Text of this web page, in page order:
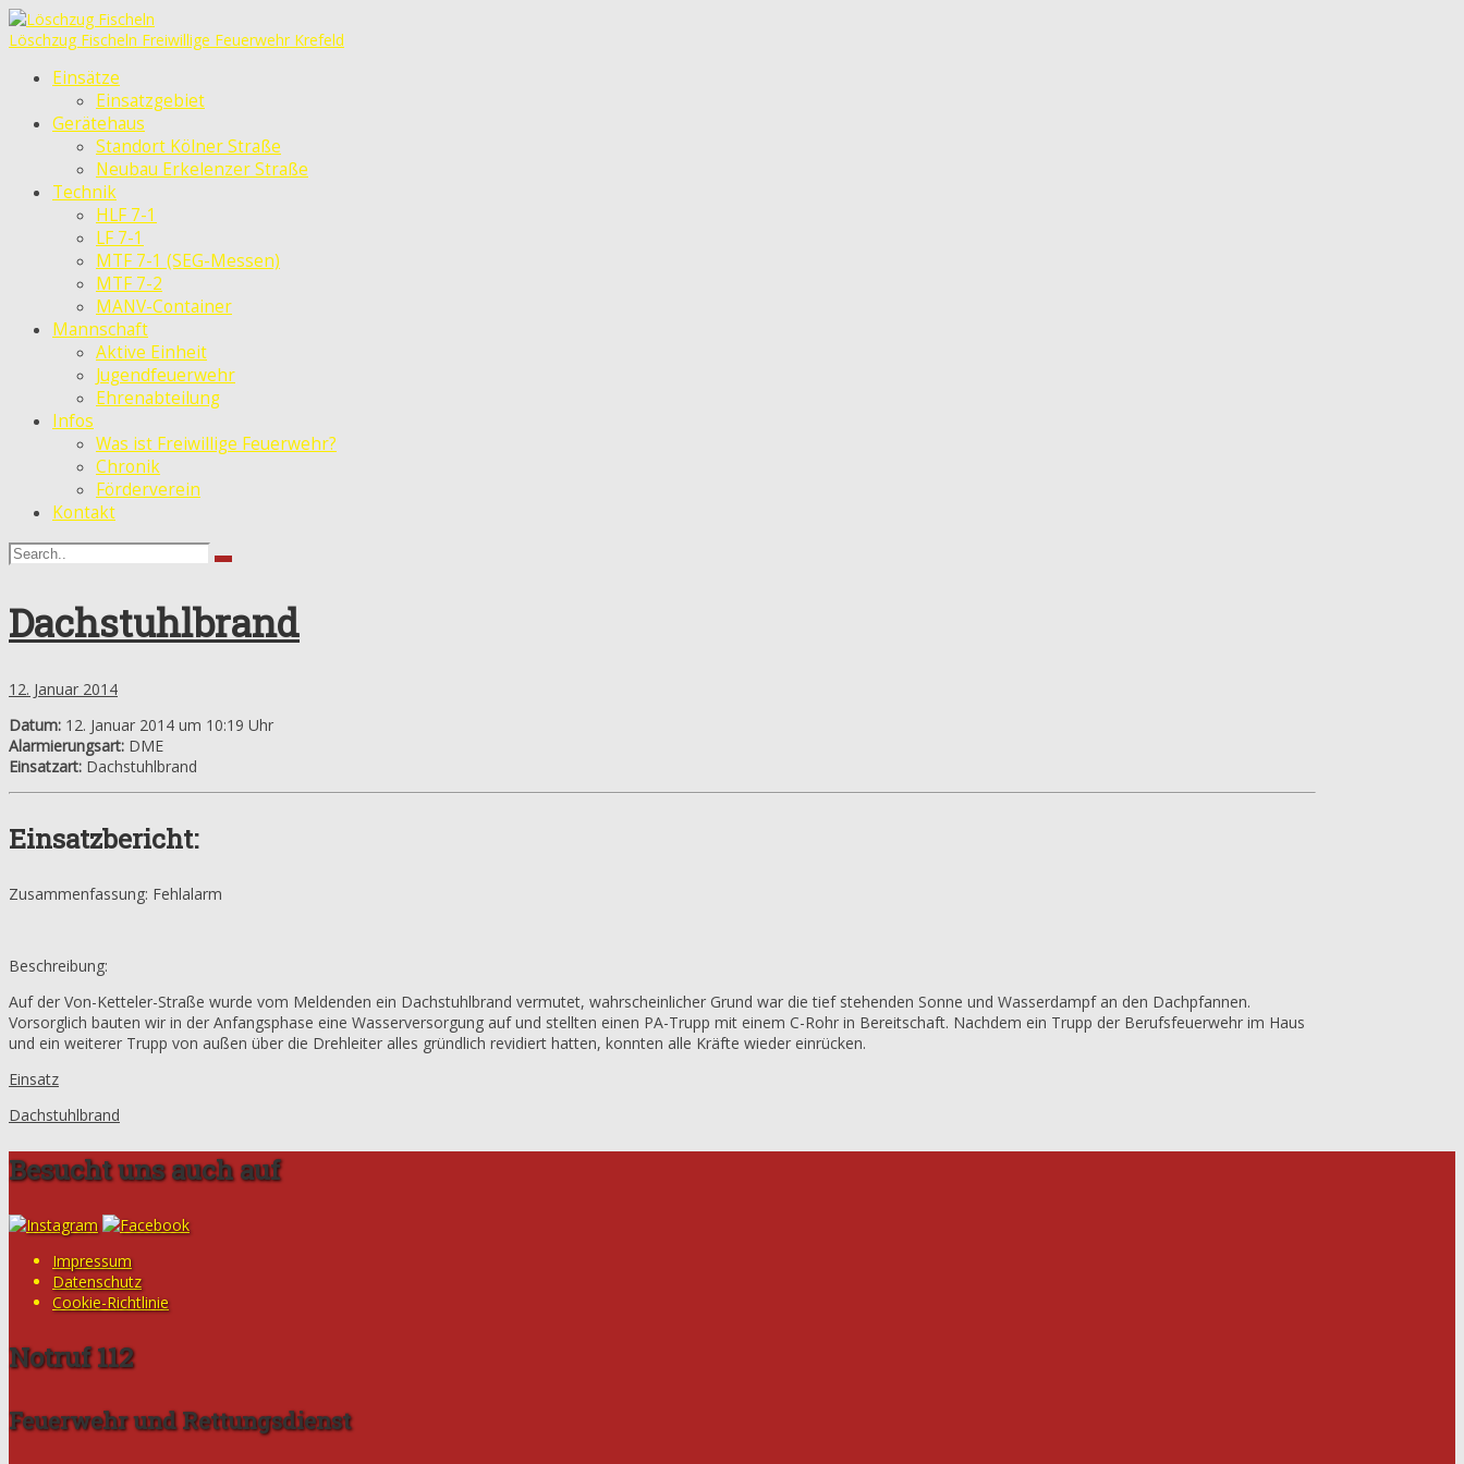
Löschzug Fischeln Freiwillige Feuerwehr Krefeld
Einsätze
Einsatzgebiet
Gerätehaus
Standort Kölner Straße
Neubau Erkelenzer Straße
Technik
HLF 7-1
LF 7-1
MTF 7-1 (SEG-Messen)
MTF 7-2
MANV-Container
Mannschaft
Aktive Einheit
Jugendfeuerwehr
Ehrenabteilung
Infos
Was ist Freiwillige Feuerwehr?
Chronik
Förderverein
Kontakt
Dachstuhlbrand
12. Januar 2014
Datum: 12. Januar 2014 um 10:19 Uhr
Alarmierungsart: DME
Einsatzart: Dachstuhlbrand
Einsatzbericht:
Zusammenfassung: Fehlalarm
Beschreibung:
Auf der Von-Ketteler-Straße wurde vom Meldenden ein Dachstuhlbrand vermutet, wahrscheinlicher Grund war die tief stehenden Sonne und Wasserdampf an den Dachpfannen.
Vorsorglich bauten wir in der Anfangsphase eine Wasserversorgung auf und stellten einen PA-Trupp mit einem C-Rohr in Bereitschaft. Nachdem ein Trupp der Berufsfeuerwehr im Haus
und ein weiterer Trupp von außen über die Drehleiter alles gründlich revidiert hatten, konnten alle Kräfte wieder einrücken.
Einsatz
Dachstuhlbrand
Besucht uns auch auf
Impressum
Datenschutz
Cookie-Richtlinie
Notruf 112
Feuerwehr und Rettungsdienst